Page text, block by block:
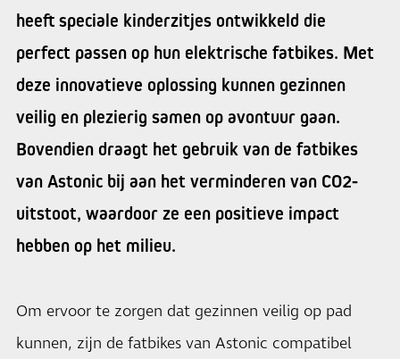
heeft speciale kinderzitjes ontwikkeld die
perfect passen op hun elektrische fatbikes. Met
deze innovatieve oplossing kunnen gezinnen
veilig en plezierig samen op avontuur gaan.
Bovendien draagt het gebruik van de fatbikes
van Astonic bij aan het verminderen van CO2-
uitstoot, waardoor ze een positieve impact
hebben op het milieu.
Om ervoor te zorgen dat gezinnen veilig op pad
kunnen, zijn de fatbikes van Astonic compatibel